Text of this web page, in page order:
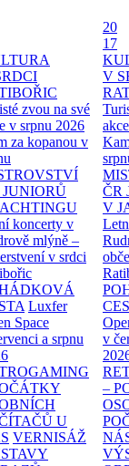
zvou na své
v srpnu 2026
za kopanou v
JUNIORŮ
koncerty v
mlýně –
v srdci
Luxfer
Space
a srpnu
U
VERNISÁŽ
20
17
V
ČR
V
v
–